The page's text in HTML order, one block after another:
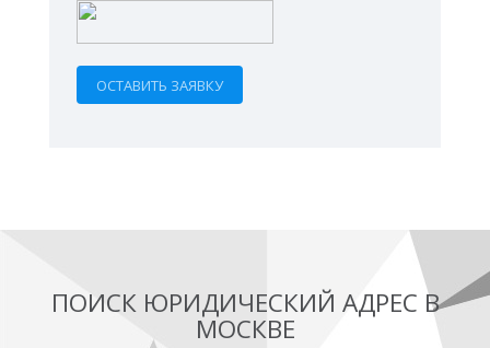
ПОИСК ЮРИДИЧЕСКИЙ АДРЕС В
МОСКВЕ